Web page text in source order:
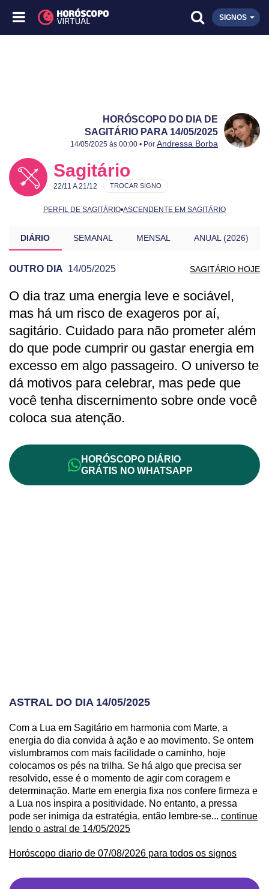
SIGNOS
HORÓSCOPO DO DIA DE
SAGITÁRIO PARA 14/05/2025
Publicado:
14/05/2025
Atualizado:
14/05/2025
14/05/2025 às 00:00 • Por Andressa Borba
Sagitário
22/11 A 21/12
PERFIL DE SAGITÁRIO•ASCENDENTE EM SAGITÁRIO
TROCAR SIGNO
DIÁRIO SEMANAL MENSAL ANUAL (2026)
OUTRO DIA 14/05/2025 SAGITÁRIO HOJE
PREVISÃO DE SAGITÁRIO PARA
O dia traz uma energia leve e sociável,
mas há um risco de exageros por aí,
sagitário. Cuidado para não prometer além
do que pode cumprir ou gastar energia em
excesso em algo passageiro. O universo te
dá motivos para celebrar, mas pede que
você tenha discernimento sobre onde você
coloca sua atenção.
HORÓSCOPO DIÁRIO
GRÁTIS NO WHATSAPP
ASTRAL DO DIA 14/05/2025
Com a Lua em Sagitário em harmonia com Marte, a
energia do dia convida à ação e ao movimento. Se ontem
vislumbramos com mais facilidade o caminho, hoje
colocamos os pés na trilha. Se há algo que precisa ser
resolvido, esse é o momento de agir com coragem e
determinação. Marte em energia fixa nos confere firmeza e
a Lua nos inspira a positividade. No entanto, a pressa
pode ser inimiga da estratégia, então lembre-se... continue
lendo o astral de 14/05/2025
Horóscopo diario de 07/08/2026 para todos os signos